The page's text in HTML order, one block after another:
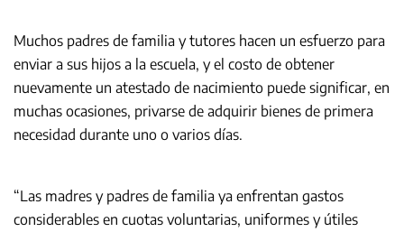
Muchos padres de familia y tutores hacen un esfuerzo para
enviar a sus hijos a la escuela, y el costo de obtener
nuevamente un atestado de nacimiento puede significar, en
muchas ocasiones, privarse de adquirir bienes de primera
necesidad durante uno o varios días.
“Las madres y padres de familia ya enfrentan gastos
considerables en cuotas voluntarias, uniformes y útiles